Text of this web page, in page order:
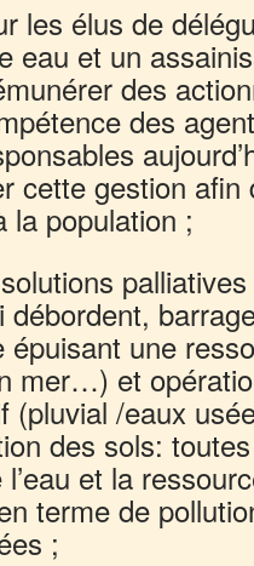
les élus de
eau et un
des
des
cette gestion
la population ;
débordent,
épuisant une
mer…) et
(pluvial /eaux
des sols:
et la
terme de
;